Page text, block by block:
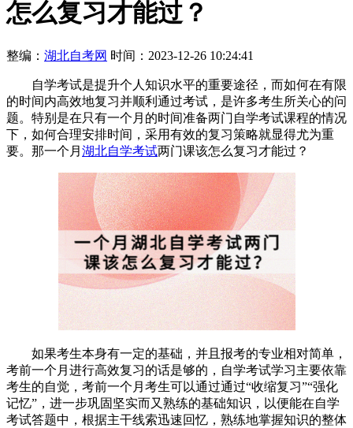
怎么复习才能过？
整编： 湖北自考网 时间：2023-12-26 10:24:41
自学考试是提升个人知识水平的重要途径，而如何在有限
的时间内高效地复习并顺利通过考试，是许多考生所关心的问
题。特别是在只有一个月的时间准备两门自学考试课程的情况
下，如何合理安排时间，采用有效的复习策略就显得尤为重
要。那一个月 湖北自学考试两门课该怎么复习才能过？
如果考生本身有一定的基础，并且报考的专业相对简单，
考前一个月进行高效复习的话是够的，自学考试学习主要依靠
考生的自觉，考前一个月考生可以通过通过“收缩复习”“强化
记忆”，进一步巩固坚实而又熟练的基础知识，以便能在自学
考试答题中，根据主干线索迅速回忆，熟练地掌握知识的整体